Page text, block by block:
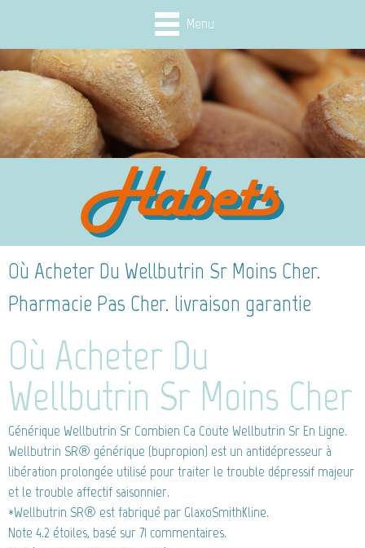
Menu
Où Acheter Du Wellbutrin Sr Moins Cher.
Pharmacie Pas Cher. livraison garantie
Où Acheter Du
Wellbutrin Sr Moins Cher
Générique Wellbutrin Sr Combien Ca Coute Wellbutrin Sr En Ligne.
Wellbutrin SR® générique (bupropion) est un antidépresseur à
libération prolongée utilisé pour traiter le trouble dépressif majeur
et le trouble affectif saisonnier.
*Wellbutrin SR® est fabriqué par GlaxoSmithKline.
Note 4.2 étoiles, basé sur71 commentaires.